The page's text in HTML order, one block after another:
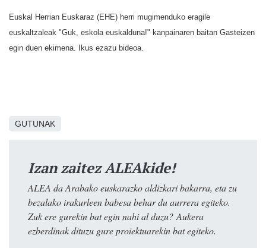
Euskal Herrian Euskaraz (EHE) herri mugimenduko eragile
euskaltzaleak "Guk, eskola euskalduna!" kanpainaren baitan Gasteizen
egin duen ekimena. Ikus ezazu bideoa.
GUTUNAK
Izan zaitez ALEAkide!
ALEA da Arabako euskarazko aldizkari bakarra, eta zu
bezalako irakurleen babesa behar du aurrera egiteko.
Zuk ere gurekin bat egin nahi al duzu? Aukera
ezberdinak dituzu gure proiektuarekin bat egiteko.